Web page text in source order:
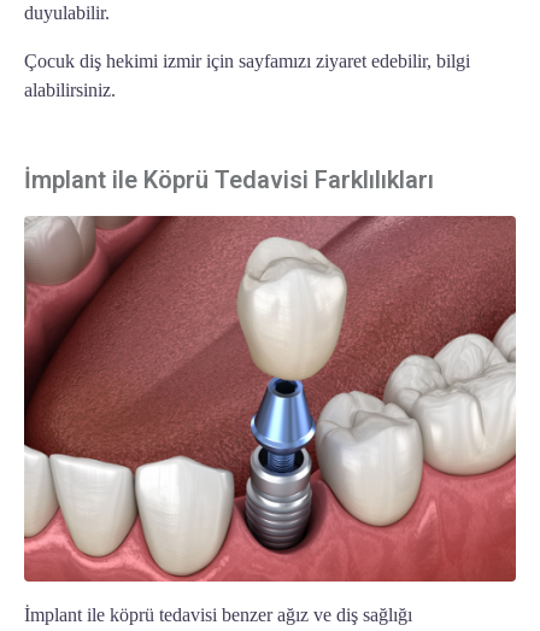
duyulabilir.
Çocuk diş hekimi izmiriçin sayfamızı ziyaret edebilir, bilgi
alabilirsiniz.
İmplant ile Köprü Tedavisi Farklılıkları
İmplant ile köprü tedavisi benzer ağız ve diş sağlığı